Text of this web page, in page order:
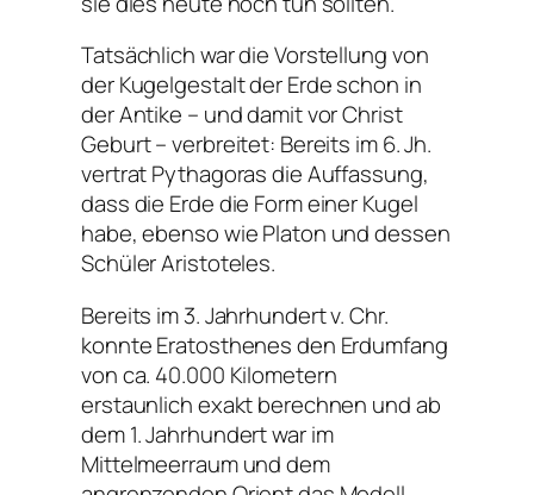
Tatsächlich war die Vorstellung von
der Kugelgestalt der Erde schon in
der Antike – und damit vor Christ
Geburt – verbreitet: Bereits im 6. Jh.
vertrat Pythagoras die Auffassung,
dass die Erde die Form einer Kugel
habe, ebenso wie Platon und dessen
Schüler Aristoteles.
Bereits im 3. Jahrhundert v. Chr.
konnte Eratosthenes den Erdumfang
von ca. 40.000 Kilometern
erstaunlich exakt berechnen und ab
dem 1. Jahrhundert war im
Mittelmeerraum und dem